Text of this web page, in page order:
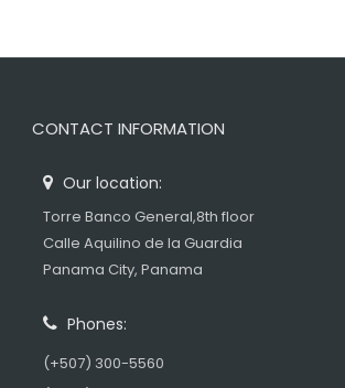
CONTACT INFORMATION
Our location:
Torre Banco General,8th floor
Calle Aquilino de la Guardia
Panama City, Panama
Phones:
(+507) 300-5560